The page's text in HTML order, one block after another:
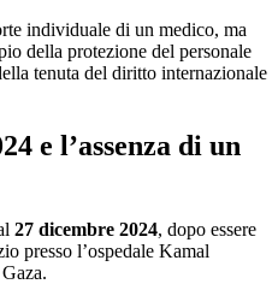
individuale di un medico, ma
della protezione del personale
tenuta del diritto internazionale
e l’assenza di un
27 dicembre 2024, dopo essere
presso l’ospedale Kamal